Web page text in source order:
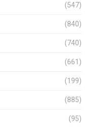
(547)
(840)
(740)
(661)
(199)
(885)
(95)